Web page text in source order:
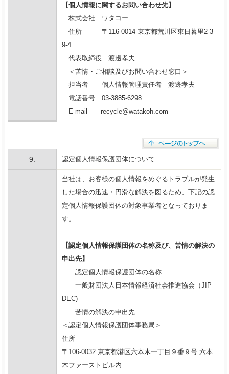
【個人情報に関するお問い合わせ先】
株式会社 ワタコー
住所 〒116-0014 東京都荒川区東日暮里2-3
9-4
代表取締役 渡邊孝夫
＜苦情・ご相談及びお問い合わせ窓口＞
担当者 個人情報管理責任者 渡邊孝夫
電話番号 03-3885-6298
E-mail recycle@watakoh.com
9. 認定個人情報保護団体について
当社は、お客様の個人情報をめぐるトラブルが発生
した場合の迅速・円滑な解決を図るため、下記の認
定個人情報保護団体の対象事業者となっておりま
す。
【認定個人情報保護団体の名称及び、苦情の解決の
申出先】
認定個人情報保護団体の名称
一般財団法人日本情報経済社会推進協会（JIP
DEC)
苦情の解決の申出先
＜認定個人情報保護団体事務局＞
住所
〒106-0032 東京都港区六本木一丁目９番９号 六本
木ファーストビル内